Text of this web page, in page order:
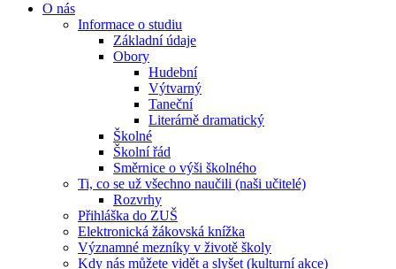
O nás
Informace o studiu
Základní údaje
Obory
Hudební
Výtvarný
Taneční
Literárně dramatický
Školné
Školní řád
Směrnice o výši školného
Ti, co se už všechno naučili (naši učitelé)
Rozvrhy
Přihláška do ZUŠ
Elektronická žákovská knížka
Významné mezníky v životě školy
Kdy nás můžete vidět a slyšet (kulturní akce)